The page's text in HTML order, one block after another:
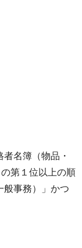
名簿（物品・
第１位以上の順
般事務）」かつ